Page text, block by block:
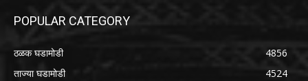
POPULAR CATEGORY
ठळक घडामोडी
4856
ताज्या घडामोडी
4524